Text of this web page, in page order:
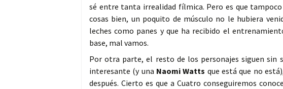
sé entre tanta irrealidad fílmica. Pero es que
cosas bien, un poquito de músculo no le hubiera
leches como panes y que ha recibido el
base, mal vamos.
Por otra parte, el resto de los personajes siguen sin
interesante (y una Naomi Watts que está que no
después. Cierto es que a Cuatro conseguiremos